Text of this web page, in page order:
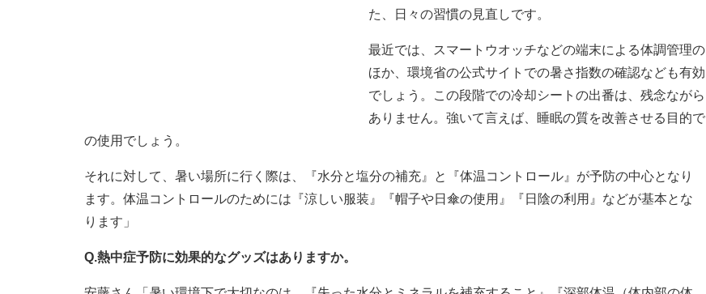
た、日々の習慣の見直しです。
最近では、スマートウオッチなどの端末による体調管理の
ほか、環境省の公式サイトでの暑さ指数の確認なども有効
でしょう。この段階での冷却シートの出番は、残念ながら
ありません。強いて言えば、睡眠の質を改善させる目的で
の使用でしょう。
それに対して、暑い場所に行く際は、『水分と塩分の補充』と『体温コントロール』が予防の中心となり
ます。体温コントロールのためには『涼しい服装』『帽子や日傘の使用』『日陰の利用』などが基本とな
ります」
Q.熱中症予防に効果的なグッズはありますか。